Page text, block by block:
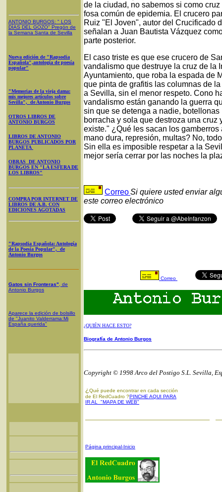
ANTONIO BURGOS: " LOS
DÍAS DEL GOZO" Pregón de
la Semana Santa de Sevilla
Nueva edición de "Rapsodia
Española",antología de poesía
popular"
"Memorias de la vieja dama:
mis mejores artículos sobre
Sevilla", de Antonio Burgos
OTROS LIBROS DE
ANTONIO BURGOS
LIBROS DE ANTONIO
BURGOS PUBLICADOS POR
PLANETA
OBRAS DE ANTONIO
BURGOS EN "LA ESFERA DE
LOS LIBROS"
COMPRA POR INTERNET DE
LIBROS DE A.B. CON
EDICIONES AGOTADAS
"Rapsodia Española: Antología
de la Poesía Popular", de
Antonio Burgos
Gatos sin Fronteras" , de
Antonio Burgos
Aparece la edición de bolsillo
de "Juanito Valderrama:Mi
España querida"
de la ciudad, no sabemos si como
fosa común de epidemia. El crucero
Ruiz "El Joven", autor del Crucificado
señalan a Juan Bautista Vázquez
parte posterior.
El caso triste es que ese crucero de
vandalismo que destruye la cruz de la
Ayuntamiento, que roba la espada de
que pinta de grafitis las columnas de
a Sevilla, sin el menor respeto. Cono
vandalismo están ganando la guerra
sin que se detenga a nadie,
borracha y sola que destroza una
existe." ¿Qué les sacan los
mano dura, represión, multas? No,
Sin ella es imposible respetar a la
mejor sería cerrar por las noches la
CorreoSi quiere usted enviar
este correo electrónico
Correo
¿QUIÉN HACE ESTO?
Biografía de Antonio Burgos
Copyright © 1998 Arco del Postigo S.L. Sevilla,
¿ Qué puede encontrar en cada sección
de El RedCuadro ?PINCHE AQUI PARA
IR AL "MAPA DE WEB"
Página principal-Inicio